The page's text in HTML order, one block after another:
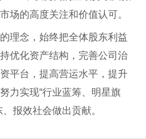
场的高度关注和价值认可。
理念，始终把全体股东利益
优化资产结构，完善公司治
平台，提高营运水平，提升
力实现“行业蓝筹、明星旗
报效社会做出贡献。